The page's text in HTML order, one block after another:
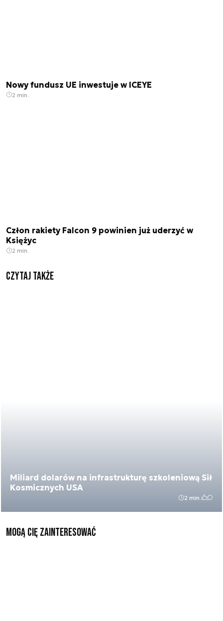
Nowy fundusz UE inwestuje w ICEYE
2 min.
Człon rakiety Falcon 9 powinien już uderzyć w
Księżyc
2 min.
Czytaj także
Miliard dolarów na infrastrukturę szkoleniową Sił
Kosmicznych USA
2 min.
Mogą Cię zainteresować